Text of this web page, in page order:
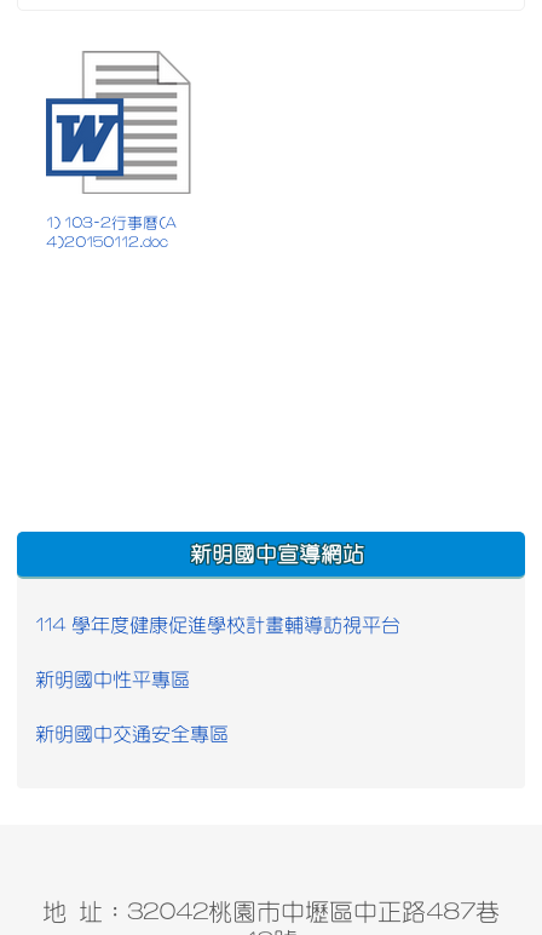
1) 103-2行事曆(A
4)20150112.doc
:::
新明國中宣導網站
114 學年度健康促進學校計畫輔導訪視平台
新明國中性平專區
新明國中交通安全專區
地 址：32042桃園市中壢區中正路487巷